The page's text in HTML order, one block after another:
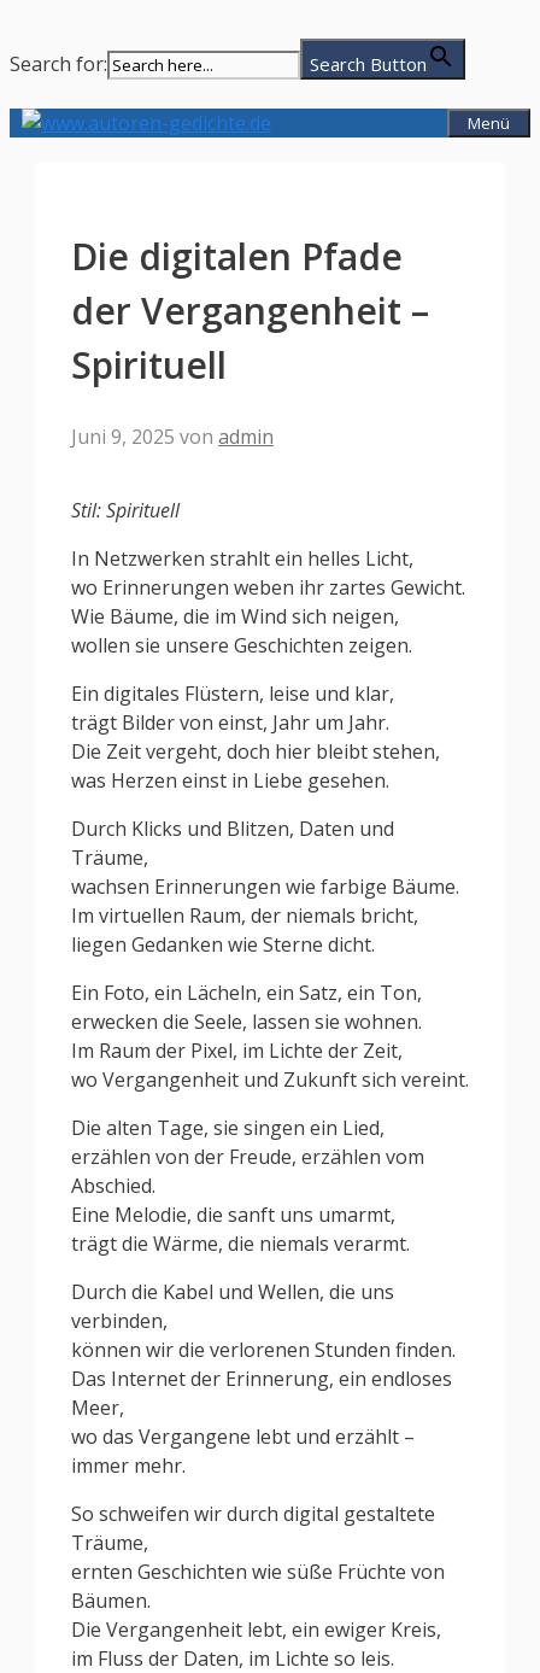
Search for: Search Button
Zum
Menü
Die digitalen Pfade
der Vergangenheit –
Spirituell
Juni 9, 2025 von admin
Stil: Spirituell
In Netzwerken strahlt ein helles Licht,
wo Erinnerungen weben ihr zartes Gewicht.
Wie Bäume, die im Wind sich neigen,
wollen sie unsere Geschichten zeigen.
Ein digitales Flüstern, leise und klar,
trägt Bilder von einst, Jahr um Jahr.
Die Zeit vergeht, doch hier bleibt stehen,
was Herzen einst in Liebe gesehen.
Durch Klicks und Blitzen, Daten und
Träume,
wachsen Erinnerungen wie farbige Bäume.
Im virtuellen Raum, der niemals bricht,
liegen Gedanken wie Sterne dicht.
Ein Foto, ein Lächeln, ein Satz, ein Ton,
erwecken die Seele, lassen sie wohnen.
Im Raum der Pixel, im Lichte der Zeit,
wo Vergangenheit und Zukunft sich vereint.
Die alten Tage, sie singen ein Lied,
erzählen von der Freude, erzählen vom
Abschied.
Eine Melodie, die sanft uns umarmt,
trägt die Wärme, die niemals verarmt.
Durch die Kabel und Wellen, die uns
verbinden,
können wir die verlorenen Stunden finden.
Das Internet der Erinnerung, ein endloses
Meer,
wo das Vergangene lebt und erzählt –
immer mehr.
So schweifen wir durch digital gestaltete
Träume,
ernten Geschichten wie süße Früchte von
Bäumen.
Die Vergangenheit lebt, ein ewiger Kreis,
im Fluss der Daten, im Lichte so leis.